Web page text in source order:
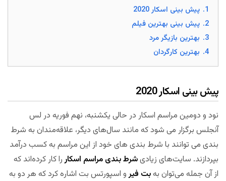
1. پیش بینی اسکار 2020
2. پیش بینی بهترین فیلم
3. بهترین بازیگر مرد
4. بهترین کارگردان
پیش بینی اسکار 2020
نود و دومین مراسم اسکار در حالی یکشنبه، نهم فوریه در لس
آنجلس برگزار می شود که مانند سال‌های دیگر، علاقه‌مندان به شرط
بندی می توانند با شرط بندی های خود از این مراسم به کسب درآمد
بپردازند. سایت‌های زیادیشرط بندی مراسم اسکاررا کار کرده‌اند که
از آن جمله می‌توان بهبت فیرو اسپورتس بت اشاره کرد که هر دو به